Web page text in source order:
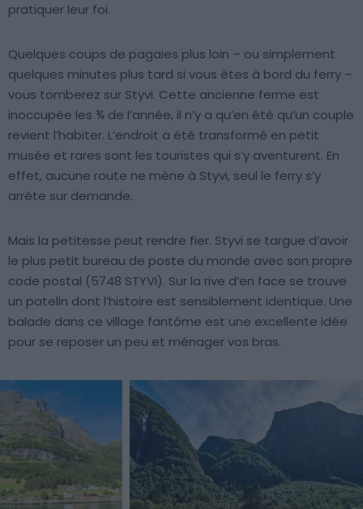
pratiquer leur foi.
Quelques coups de pagaies plus loin – ou simplement
quelques minutes plus tard si vous êtes à bord du ferry –
vous tomberez sur Styvi. Cette ancienne ferme est
inoccupée les ¾ de l’année, il n’y a qu’en été qu’un couple
revient l’habiter. L’endroit a été transformé en petit
musée et rares sont les touristes qui s’y aventurent. En
effet, aucune route ne mène à Styvi, seul le ferry s’y
arrête sur demande.
Mais la petitesse peut rendre fier. Styvi se targue d’avoir
le plus petit bureau de poste du monde avec son propre
code postal (5748 STYVI). Sur la rive d’en face se trouve
un patelin dont l’histoire est sensiblement identique. Une
balade dans ce village fantôme est une excellente idée
pour se reposer un peu et ménager vos bras.